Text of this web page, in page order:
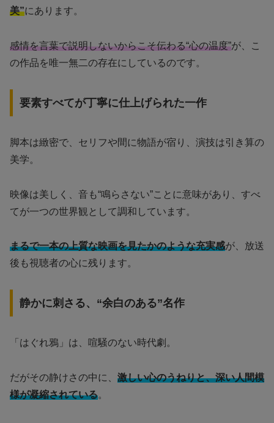
美”にあります。
感情を言葉で説明しないからこそ伝わる“心の温度”が、こ
の作品を唯一無二の存在にしているのです。
要素すべてが丁寧に仕上げられた一作
脚本は緻密で、セリフや間に物語が宿り、演技は引き算の
美学。
映像は美しく、音も“鳴らさない”ことに意味があり、すべ
てが一つの世界観として調和しています。
まるで一本の上質な映画を見たかのような充実感が、放送
後も視聴者の心に残ります。
静かに刺さる、“余白のある”名作
「はぐれ鴉」は、喧騒のない時代劇。
だがその静けさの中に、 激しい心のうねりと、深い人間模
様が凝縮されている。